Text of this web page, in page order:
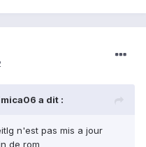
a dit :
n'est pas mis a jour
de rom